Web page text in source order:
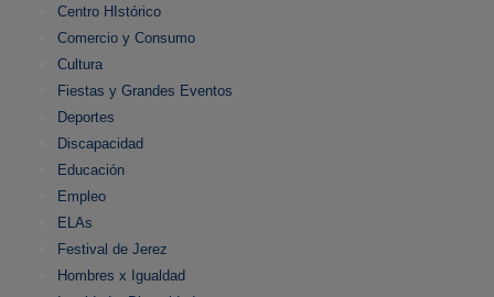
Centro HIstórico
Comercio y Consumo
Cultura
Fiestas y Grandes Eventos
Deportes
Discapacidad
Educación
Empleo
ELAs
Festival de Jerez
Hombres x Igualdad